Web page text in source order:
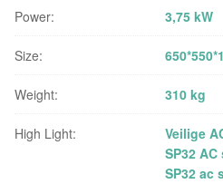
Power: 3,75 kW
Size:
Weight: 310 kg
High Light: Veilige
SP32
SP32 ac